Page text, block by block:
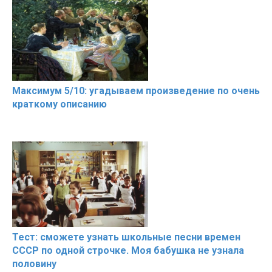
Максимум 5/10: угадываем произведение по очень
краткому описанию
Тест: сможете узнать школьные песни времен
СССР по одной строчке. Моя бабушка не узнала
половину